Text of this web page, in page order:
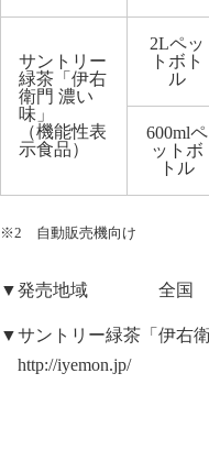
サントリー
緑茶「伊右
衛門 濃い
味」
（機能性表
示食品）
2Lペッ
トボト
ル
600mlペ
ットボ
トル
※2 自動販売機向け
▼発売地域 全国
▼サントリー緑茶「伊右
http://iyemon.jp/